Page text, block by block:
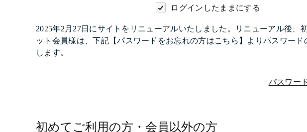
ログインしたままにする
2025年2月27日にサイトをリニューアルいたしました。リニューアル後、
ット会員様は、下記【パスワードをお忘れの方はこちら】よりパスワード
します。
パスワー
初めてご利用の方・会員以外の方